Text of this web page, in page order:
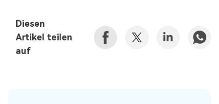
Diesen
Artikel teilen
auf